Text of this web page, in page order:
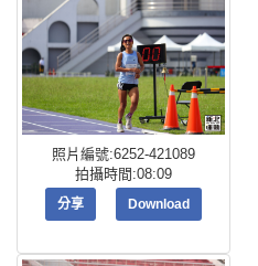
照片編號:6252-421089
拍攝時間:08:09
分享 Download